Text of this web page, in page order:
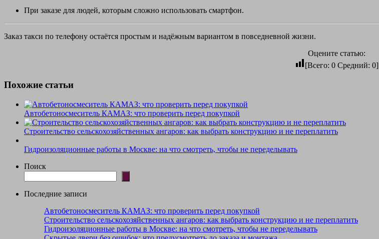
При заказе для людей, которым сложно использовать смартфон.
Заказ такси по телефону остаётся простым и надёжным вариантом в повседневной жизни.
Оцените статью:
[Всего: 0Средний: 0]
Похожие статьи
Автобетоносмеситель КАМАЗ: что проверить перед покупкой
Строительство сельскохозяйственных ангаров: как выбрать конструкцию и не переплатить
Гидроизоляционные работы в Москве: на что смотреть, чтобы не переделывать
Поиск
Последние записи
Автобетоносмеситель КАМАЗ: что проверить перед покупкой
Строительство сельскохозяйственных ангаров: как выбрать конструкцию и не переплатить
Гидроизоляционные работы в Москве: на что смотреть, чтобы не переделывать